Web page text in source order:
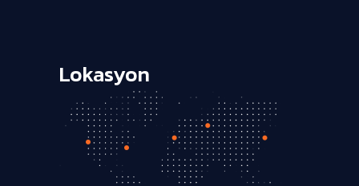
Lokasyon